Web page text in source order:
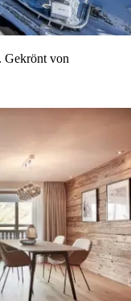
Gekrönt von